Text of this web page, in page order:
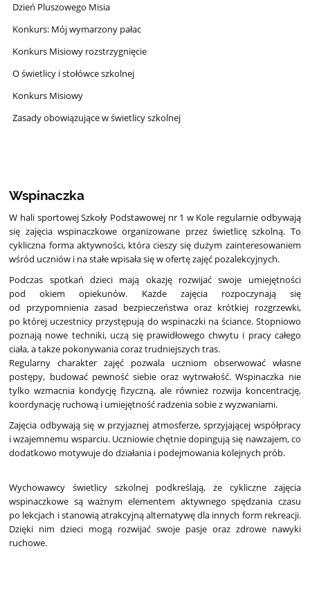
Dzień Pluszowego Misia
Konkurs: Mój wymarzony pałac
Konkurs Misiowy rozstrzygnięcie
O świetlicy i stołówce szkolnej
Konkurs Misiowy
Zasady obowiązujące w świetlicy szkolnej
Wspinaczka
W hali sportowej Szkoły Podstawowej nr 1 w Kole regularnie odbywają
się zajęcia wspinaczkowe organizowane przez świetlicę szkolną. To
cykliczna forma aktywności, która cieszy się dużym zainteresowaniem
wśród uczniów i na stałe wpisała się w ofertę zajęć pozalekcyjnych.
Podczas spotkań dzieci mają okazję rozwijać swoje umiejętności
pod okiem opiekunów. Każde zajęcia rozpoczynają się
od przypomnienia zasad bezpieczeństwa oraz krótkiej rozgrzewki,
po której uczestnicy przystępują do wspinaczki na ściance. Stopniowo
poznają nowe techniki, uczą się prawidłowego chwytu i pracy całego
ciała, a także pokonywania coraz trudniejszych tras.
Regularny charakter zajęć pozwala uczniom obserwować własne
postępy, budować pewność siebie oraz wytrwałość. Wspinaczka nie
tylko wzmacnia kondycję fizyczną, ale również rozwija koncentrację,
koordynację ruchową i umiejętność radzenia sobie z wyzwaniami.
Zajęcia odbywają się w przyjaznej atmosferze, sprzyjającej współpracy
i wzajemnemu wsparciu. Uczniowie chętnie dopingują się nawzajem, co
dodatkowo motywuje do działania i podejmowania kolejnych prób.
Wychowawcy świetlicy szkolnej podkreślają, że cykliczne zajęcia
wspinaczkowe są ważnym elementem aktywnego spędzania czasu
po lekcjach i stanowią atrakcyjną alternatywę dla innych form rekreacji.
Dzięki nim dzieci mogą rozwijać swoje pasje oraz zdrowe nawyki
ruchowe.